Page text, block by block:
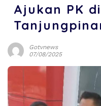
Ajukan PK
Gotvnews
07/08/2025